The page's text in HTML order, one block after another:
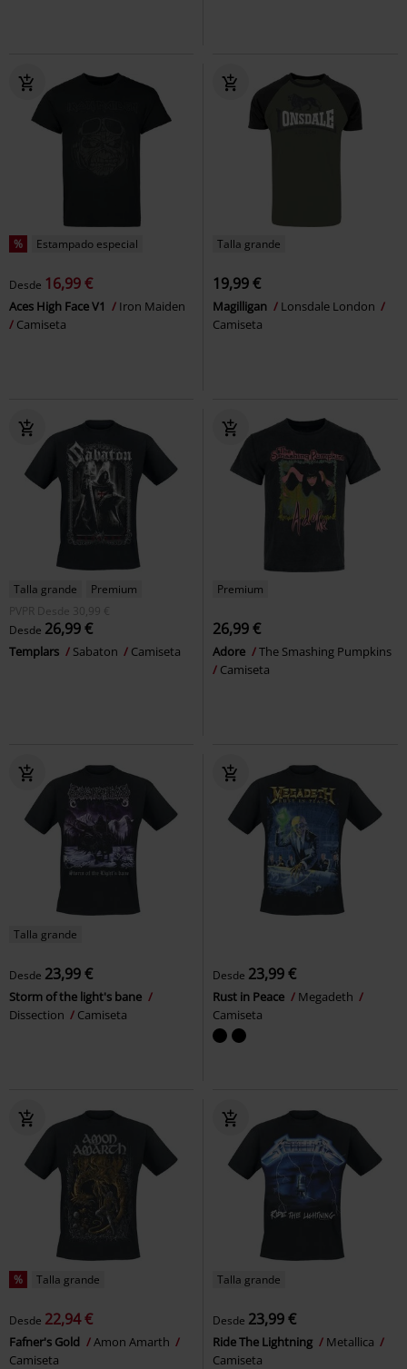
% Estampado especial
Desde 16,99 €
Aces High Face V1
Iron Maiden
Camiseta
Talla grande
19,99 €
Magilligan
Lonsdale London
Camiseta
Talla grande
Premium
PVPR
Desde 30,99 €
Desde 26,99 €
Templars Sabaton Camiseta
Premium
26,99 €
Adore
The Smashing Pumpkins
Camiseta
Talla grande
Desde 23,99 €
Storm of the light's bane
Dissection
Camiseta
Desde 23,99 €
Rust in Peace
Megadeth
Camiseta
% Talla grande
Desde 22,94 €
Fafner's Gold
Amon Amarth
Camiseta
Talla grande
Desde 23,99 €
Ride The Lightning
Metallica
Camiseta